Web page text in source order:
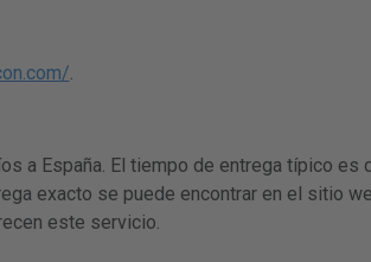
.
a España. El tiempo de entrega típico es
exacto se puede encontrar en el sitio
este servicio.